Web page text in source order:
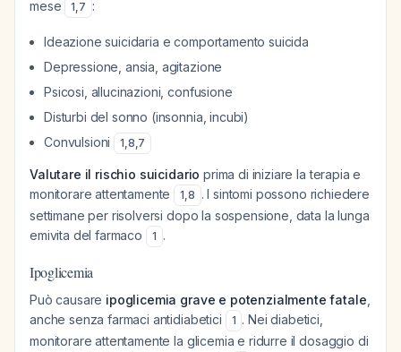
mese 1,7 :
Ideazione suicidaria e comportamento suicida
Depressione, ansia, agitazione
Psicosi, allucinazioni, confusione
Disturbi del sonno (insonnia, incubi)
Convulsioni
1,8,7
Valutare il rischio suicidario prima di iniziare la terapia e
monitorare attentamente
1,8 . I sintomi possono richiedere
settimane per risolversi dopo la sospensione, data la lunga
emivita del farmaco
1 .
Ipoglicemia
Può causare ipoglicemia grave e potenzialmente fatale
anche senza farmaci antidiabetici
1 . Nei diabetici,
monitorare attentamente la glicemia e ridurre il dosaggio di